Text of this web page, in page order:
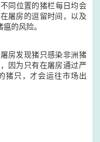
同位置的猪栏每日均会
屠房的逗留时间，以及
的风险。
房发现猪只感染非洲猪
因为只有在屠房通过严
猪只，才会运往市场出